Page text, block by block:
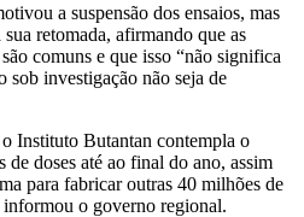
a suspensão dos ensaios, mas
retomada, afirmando que as
comuns e que isso “não significa
sob investigação não seja de
Instituto Butantan contempla o
doses até ao final do ano, assim
para fabricar outras 40 milhões de
informou o governo regional.